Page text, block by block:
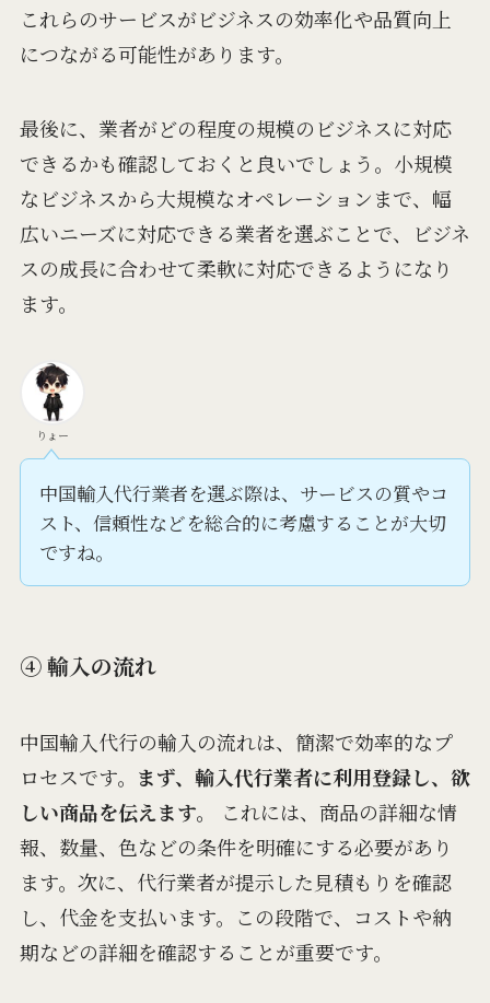
これらのサービスがビジネスの効率化や品質向上
につながる可能性があります。
最後に、業者がどの程度の規模のビジネスに対応
できるかも確認しておくと良いでしょう。小規模
なビジネスから大規模なオペレーションまで、幅
広いニーズに対応できる業者を選ぶことで、ビジネ
スの成長に合わせて柔軟に対応できるようになり
ます。
りょー
中国輸入代行業者を選ぶ際は、サービスの質やコ
スト、信頼性などを総合的に考慮することが大切
ですね。
④ 輸入の流れ
中国輸入代行の輸入の流れは、簡潔で効率的なプ
ロセスです。 まず、輸入代行業者に利用登録し、欲
しい商品を伝えます。
これには、商品の詳細な情
報、数量、色などの条件を明確にする必要があり
ます。次に、代行業者が提示した見積もりを確認
し、代金を支払います。この段階で、コストや納
期などの詳細を確認することが重要です。